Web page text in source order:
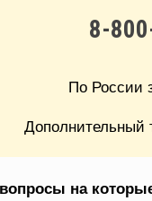
8-
По России
на